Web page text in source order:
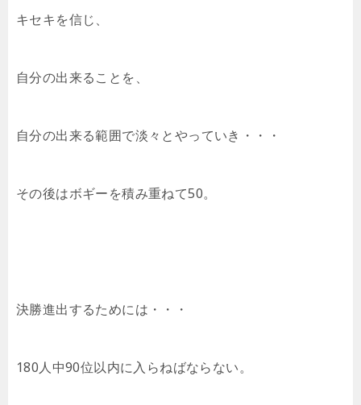
キセキを信じ、
自分の出来ることを、
自分の出来る範囲で淡々とやっていき・・・
その後はボギーを積み重ねて50。
決勝進出するためには・・・
180人中90位以内に入らねばならない。